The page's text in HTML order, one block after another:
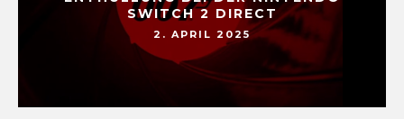
SWITCH 2 DIRECT
2. APRIL 2025